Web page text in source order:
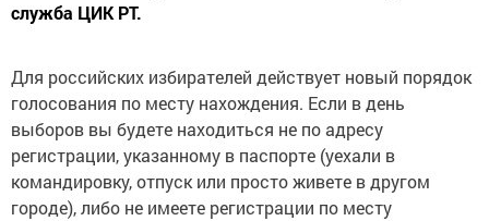
служба ЦИК РТ.
Для российских избирателей действует новый порядок
голосования по месту нахождения. Если в день
выборов вы будете находиться не по адресу
регистрации, указанному в паспорте (уехали в
командировку, отпуск или просто живете в другом
городе), либо не имеете регистрации по месту